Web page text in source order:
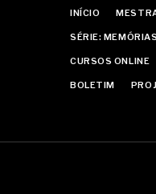
INÍCIO
SÉRIE:
CURSOS ONLINE
BOLETIM